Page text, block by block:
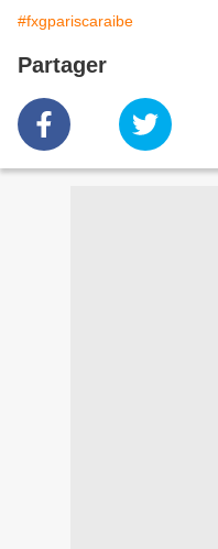
#fxgpariscaraibe
Partager